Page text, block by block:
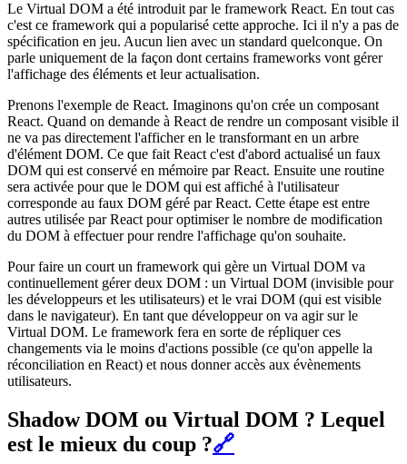
Le Virtual DOM a été introduit par le framework React. En tout cas
c'est ce framework qui a popularisé cette approche. Ici il n'y a pas de
spécification en jeu. Aucun lien avec un standard quelconque. On
parle uniquement de la façon dont certains frameworks vont gérer
l'affichage des éléments et leur actualisation.
Prenons l'exemple de React. Imaginons qu'on crée un composant
React. Quand on demande à React de rendre un composant visible il
ne va pas directement l'afficher en le transformant en un arbre
d'élément DOM. Ce que fait React c'est d'abord actualisé un faux
DOM qui est conservé en mémoire par React. Ensuite une routine
sera activée pour que le DOM qui est affiché à l'utilisateur
corresponde au faux DOM géré par React. Cette étape est entre
autres utilisée par React pour optimiser le nombre de modification
du DOM à effectuer pour rendre l'affichage qu'on souhaite.
Pour faire un court un framework qui gère un Virtual DOM va
continuellement gérer deux DOM : un Virtual DOM (invisible pour
les développeurs et les utilisateurs) et le vrai DOM (qui est visible
dans le navigateur). En tant que développeur on va agir sur le
Virtual DOM. Le framework fera en sorte de répliquer ces
changements via le moins d'actions possible (ce qu'on appelle la
réconciliation en React) et nous donner accès aux évènements
utilisateurs.
Shadow DOM ou Virtual DOM ? Lequel
est le mieux du coup ?🔗